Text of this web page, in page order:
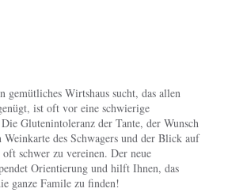
gemütliches Wirtshaus sucht, das allen
ist oft vor eine schwierige
Glutenintoleranz der Tante, der Wunsch
des Schwagers und der Blick auf
schwer zu vereinen. Der neue
Orientierung und hilft Ihnen, das
ganze Famile zu finden!